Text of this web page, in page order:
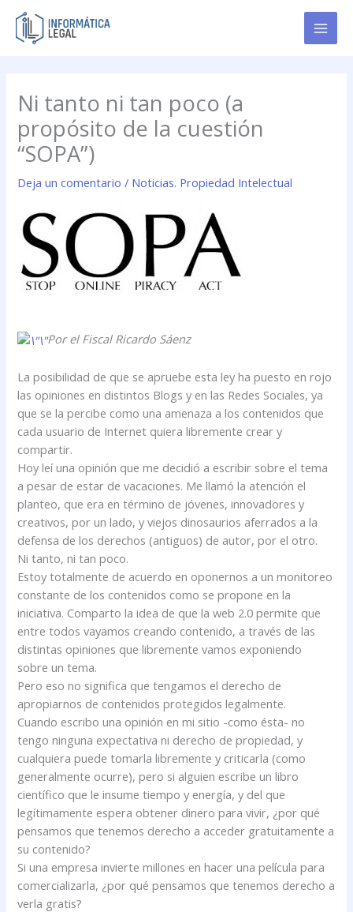
contenido
Ni tanto ni tan poco (a
propósito de la cuestión
“SOPA”)
Deja un comentario / Noticias. Propiedad Intelectual
Por el Fiscal Ricardo Sáenz
La posibilidad de que se apruebe esta ley ha puesto en rojo
las opiniones en distintos Blogs y en las Redes Sociales, ya
que se la percibe como una amenaza a los contenidos que
cada usuario de Internet quiera libremente crear y
compartir.
Hoy leí una opinión que me decidió a escribir sobre el tema
a pesar de estar de vacaciones. Me llamó la atención el
planteo, que era en término de jóvenes, innovadores y
creativos, por un lado, y viejos dinosaurios aferrados a la
defensa de los derechos (antiguos) de autor, por el otro.
Ni tanto, ni tan poco.
Estoy totalmente de acuerdo en oponernos a un monitoreo
constante de los contenidos como se propone en la
iniciativa. Comparto la idea de que la web 2.0 permite que
entre todos vayamos creando contenido, a través de las
distintas opiniones que libremente vamos exponiendo
sobre un tema.
Pero eso no significa que tengamos el derecho de
apropiarnos de contenidos protegidos legalmente.
Cuando escribo una opinión en mi sitio -como ésta- no
tengo ninguna expectativa ni derecho de propiedad, y
cualquiera puede tomarla libremente y criticarla (como
generalmente ocurre), pero si alguien escribe un libro
científico que le insume tiempo y energía, y del que
legítimamente espera obtener dinero para vivir, ¿por qué
pensamos que tenemos derecho a acceder gratuitamente a
su contenido?
Si una empresa invierte millones en hacer una película para
comercializarla, ¿por qué pensamos que tenemos derecho a
verla gratis?